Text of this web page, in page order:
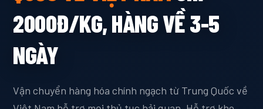
2000Đ/KG, HÀNG VỀ 3-5
NGÀY
Vận chuyển hàng hóa chính ngạch từ Trung Quốc về